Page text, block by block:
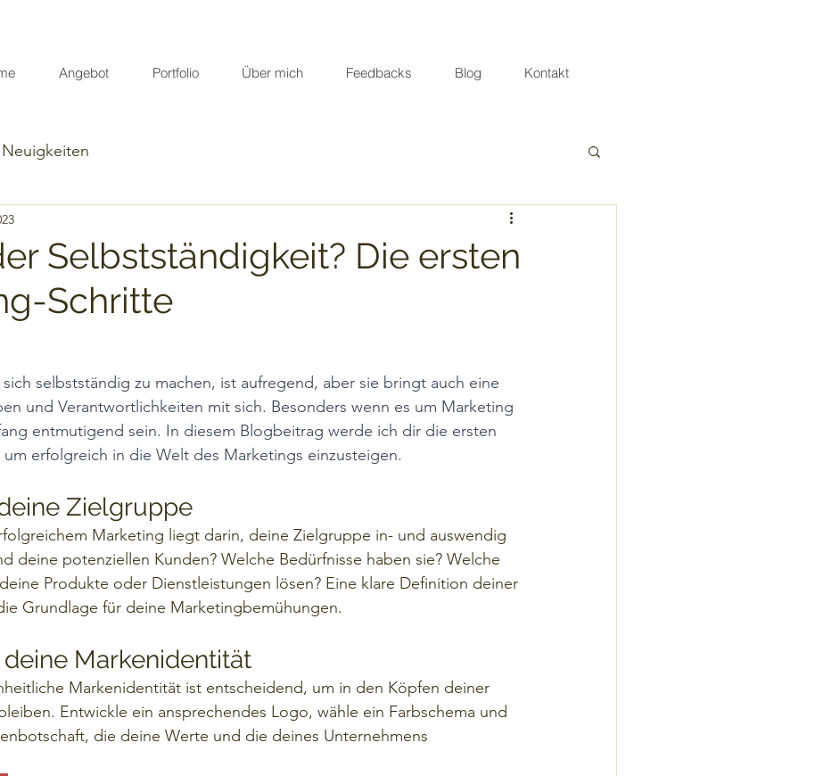
Angebot Portfolio Über mich Feedbacks Blog Kontakt
Neuigkeiten
Selbstständigkeit? Die ersten
Schritte
selbstständig zu machen, ist aufregend, aber sie bringt auch eine
und Verantwortlichkeiten mit sich. Besonders wenn es um Marketing
entmutigend sein. In diesem Blogbeitrag werde ich dir die ersten
um erfolgreich in die Welt des Marketings einzusteigen.
Zielgruppe
Marketing liegt darin, deine Zielgruppe in- und auswendig
deine potenziellen Kunden? Welche Bedürfnisse haben sie? Welche
Produkte oder Dienstleistungen lösen? Eine klare Definition deiner
Grundlage für deine Marketingbemühungen.
deine Markenidentität
Markenidentität ist entscheidend, um in den Köpfen deiner
Entwickle ein ansprechendes Logo, wähle ein Farbschema und
die deine Werte und die deines Unternehmens